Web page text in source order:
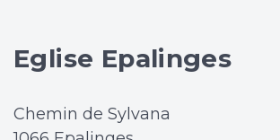
Eglise Epalinges
Chemin de Sylvana